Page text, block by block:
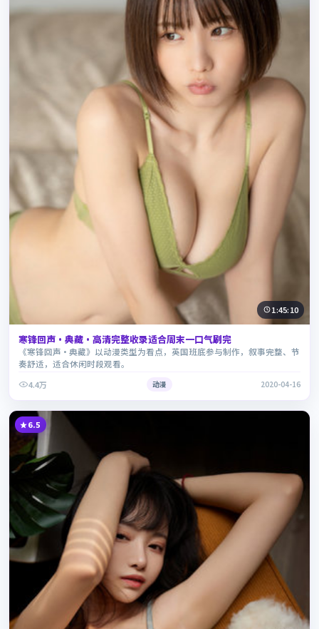
1:45:10
寒锋回声·典藏·高清完整收录适合周末一口气刷完
《寒锋回声·典藏》以动漫类型为看点，英国班底参与制作，叙事完整、节
奏舒适，适合休闲时段观看。
4.4万
动漫 2020-04-16
6.5